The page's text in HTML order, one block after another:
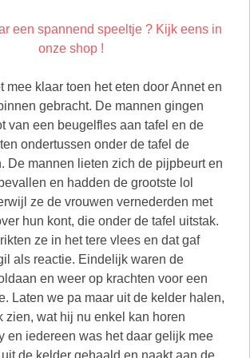
mee klaar toen het eten door Annet en
gebracht. De mannen gingen
van een beugelfles aan tafel en de
ondertussen onder de tafel de
De mannen lieten zich de pijpbeurt en
en hadden de grootste lol
ze de vrouwen vernederden met
hun kont, die onder de tafel uitstak.
ze in het tere vlees en dat gaf
als reactie. Eindelijk waren de
en weer op krachten voor een
Laten we pa maar uit de kelder halen,
zien, wat hij nu enkel kan horen
en iedereen was het daar gelijk mee
de kelder gehaald en naakt aan de